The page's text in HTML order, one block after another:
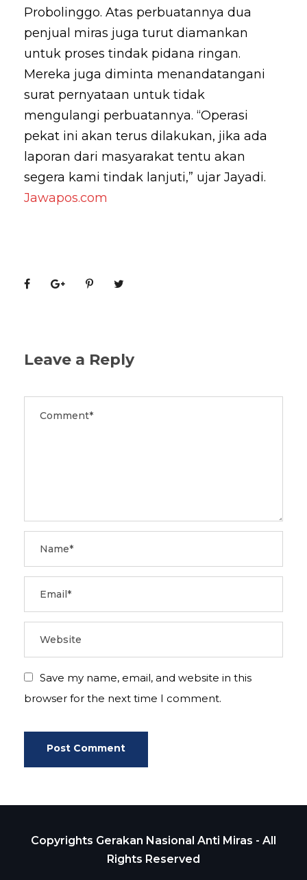
Probolinggo. Atas perbuatannya dua
penjual miras juga turut diamankan
untuk proses tindak pidana ringan.
Mereka juga diminta menandatangani
surat pernyataan untuk tidak
mengulangi perbuatannya. “Operasi
pekat ini akan terus dilakukan, jika ada
laporan dari masyarakat tentu akan
segera kami tindak lanjuti,” ujar Jayadi.
Jawapos.com
Leave a Reply
Save my name, email, and website in this
browser for the next time I comment.
Copyrights Gerakan Nasional Anti Miras - All
Rights Reserved